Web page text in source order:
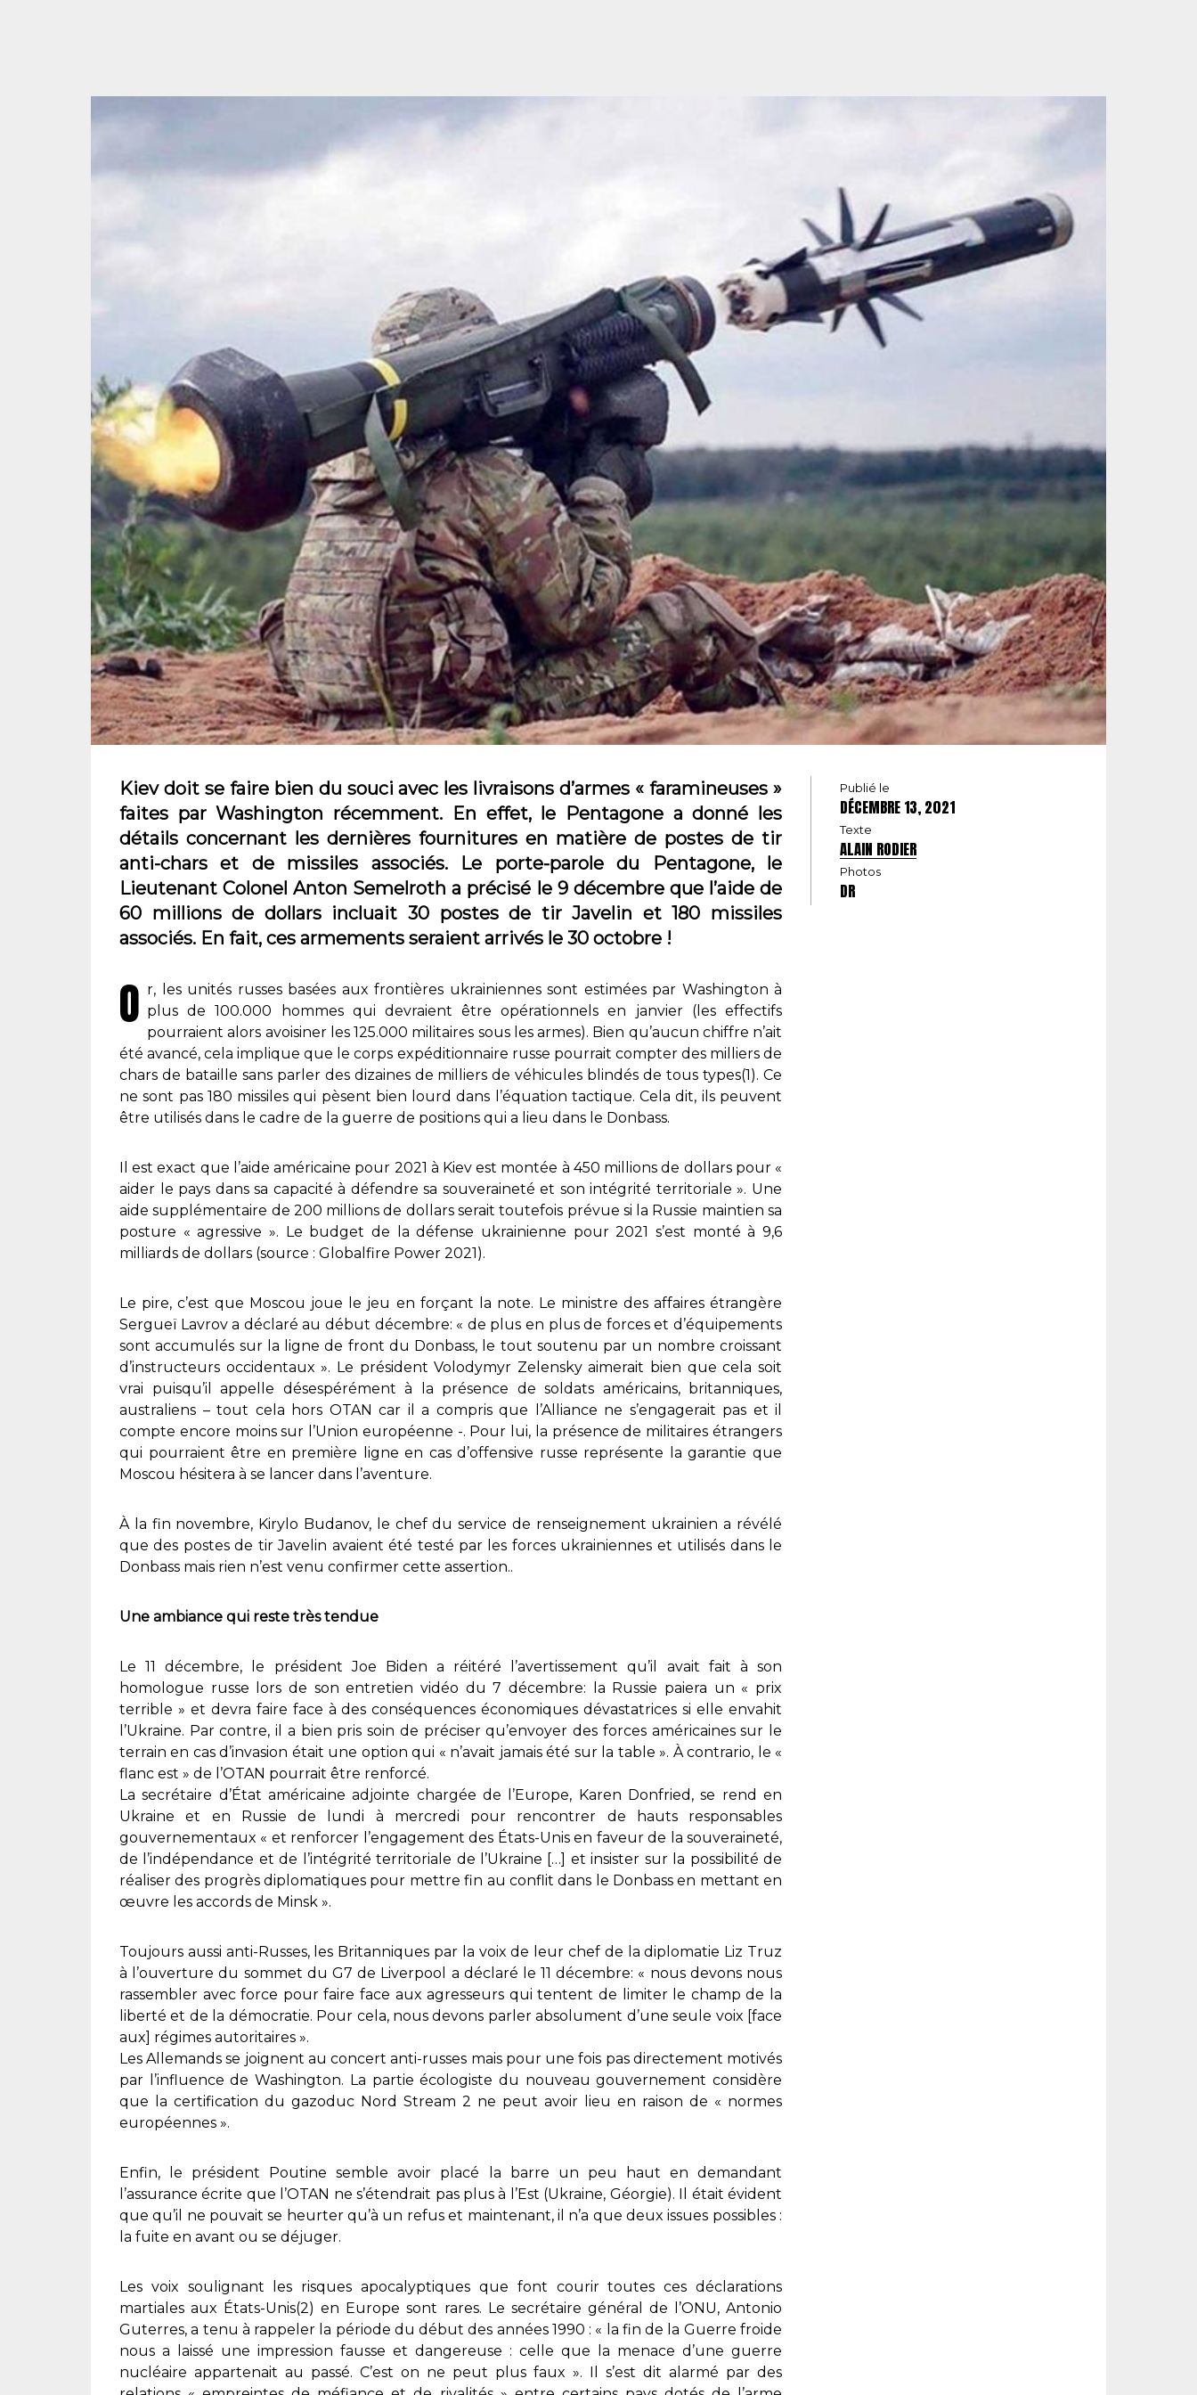
Kiev doit se faire bien du souci avec les livraisons d’armes « faramineuses »
faites par Washington récemment. En effet, le Pentagone a donné les
détails concernant les dernières fournitures en matière de postes de tir
anti-chars et de missiles associés. Le porte-parole du Pentagone, le
Lieutenant Colonel Anton Semelroth a précisé le 9 décembre que l’aide de
60 millions de dollars incluait 30 postes de tir Javelin et 180 missiles
associés. En fait, ces armements seraient arrivés le 30 octobre !
O r, les unités russes basées aux frontières ukrainiennes sont estimées par Washington à
plus de 100.000 hommes qui devraient être opérationnels en janvier (les effectifs
pourraient alors avoisiner les 125.000 militaires sous les armes). Bien qu’aucun chiffre n’ait
été avancé, cela implique que le corps expéditionnaire russe pourrait compter des milliers de
chars de bataille sans parler des dizaines de milliers de véhicules blindés de tous types(1). Ce
ne sont pas 180 missiles qui pèsent bien lourd dans l’équation tactique. Cela dit, ils peuvent
être utilisés dans le cadre de la guerre de positions qui a lieu dans le Donbass.
Il est exact que l’aide américaine pour 2021 à Kiev est montée à 450 millions de dollars pour «
aider le pays dans sa capacité à défendre sa souveraineté et son intégrité territoriale ». Une
aide supplémentaire de 200 millions de dollars serait toutefois prévue si la Russie maintien sa
posture « agressive ». Le budget de la défense ukrainienne pour 2021 s’est monté à 9,6
milliards de dollars (source : Globalfire Power 2021).
Le pire, c’est que Moscou joue le jeu en forçant la note. Le ministre des affaires étrangère
Sergueï Lavrov a déclaré au début décembre: « de plus en plus de forces et d’équipements
sont accumulés sur la ligne de front du Donbass, le tout soutenu par un nombre croissant
d’instructeurs occidentaux ». Le président Volodymyr Zelensky aimerait bien que cela soit
vrai puisqu’il appelle désespérément à la présence de soldats américains, britanniques,
australiens – tout cela hors OTAN car il a compris que l’Alliance ne s’engagerait pas et il
compte encore moins sur l’Union européenne -. Pour lui, la présence de militaires étrangers
qui pourraient être en première ligne en cas d’offensive russe représente la garantie que
Moscou hésitera à se lancer dans l’aventure.
À la fin novembre, Kirylo Budanov, le chef du service de renseignement ukrainien a révélé
que des postes de tir Javelin avaient été testé par les forces ukrainiennes et utilisés dans le
Donbass mais rien n’est venu confirmer cette assertion..
Une ambiance qui reste très tendue
Le 11 décembre, le président Joe Biden a réitéré l’avertissement qu’il avait fait à son
homologue russe lors de son entretien vidéo du 7 décembre: la Russie paiera un « prix
terrible » et devra faire face à des conséquences économiques dévastatrices si elle envahit
l’Ukraine. Par contre, il a bien pris soin de préciser qu’envoyer des forces américaines sur le
terrain en cas d’invasion était une option qui « n’avait jamais été sur la table ». À contrario, le «
flanc est » de l’OTAN pourrait être renforcé.
La secrétaire d’État américaine adjointe chargée de l’Europe, Karen Donfried, se rend en
Ukraine et en Russie de lundi à mercredi pour rencontrer de hauts responsables
gouvernementaux « et renforcer l’engagement des États-Unis en faveur de la souveraineté,
de l’indépendance et de l’intégrité territoriale de l’Ukraine […] et insister sur la possibilité de
réaliser des progrès diplomatiques pour mettre fin au conflit dans le Donbass en mettant en
œuvre les accords de Minsk ».
Toujours aussi anti-Russes, les Britanniques par la voix de leur chef de la diplomatie Liz Truz
à l’ouverture du sommet du G7 de Liverpool a déclaré le 11 décembre: « nous devons nous
rassembler avec force pour faire face aux agresseurs qui tentent de limiter le champ de la
liberté et de la démocratie. Pour cela, nous devons parler absolument d’une seule voix [face
aux] régimes autoritaires ».
Les Allemands se joignent au concert anti-russes mais pour une fois pas directement motivés
par l’influence de Washington. La partie écologiste du nouveau gouvernement considère
que la certification du gazoduc Nord Stream 2 ne peut avoir lieu en raison de « normes
européennes ».
Enfin, le président Poutine semble avoir placé la barre un peu haut en demandant
l’assurance écrite que l’OTAN ne s’étendrait pas plus à l’Est (Ukraine, Géorgie). Il était évident
que qu’il ne pouvait se heurter qu’à un refus et maintenant, il n’a que deux issues possibles :
la fuite en avant ou se déjuger.
Les voix soulignant les risques apocalyptiques que font courir toutes ces déclarations
martiales aux États-Unis(2) en Europe sont rares. Le secrétaire général de l’ONU, Antonio
Guterres, a tenu à rappeler la période du début des années 1990 : « la fin de la Guerre froide
nous a laissé une impression fausse et dangereuse : celle que la menace d’une guerre
nucléaire appartenait au passé. C’est on ne peut plus faux ». Il s’est dit alarmé par des
Publié le
DÉCEMBRE 13, 2021
Texte
ALAIN RODIER
Photos
DR